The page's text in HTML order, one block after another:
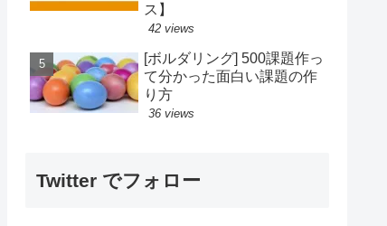
ス】
42 views
[ボルダリング] 500課題作っ
て分かった面白い課題の作
り方
36 views
Twitter でフォロー